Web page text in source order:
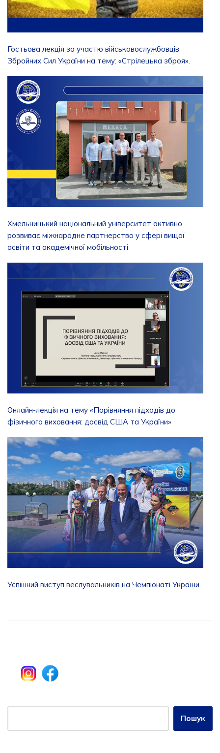
Гостьова лекція за участю військовослужбовців
Збройних Сил України на тему: «Стрілецька зброя».
Хмельницький національний університет активно
розвиває міжнародне партнерство у сфері вищої
освіти та академічної мобільності
Онлайн-лекція на тему «Порівняння підходів до
фізичного виховання: досвід США та України»
Успішний виступ веслувальників на Чемпіонаті України
Пошук